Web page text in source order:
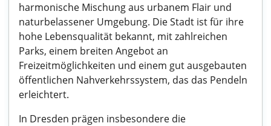
harmonische Mischung aus urbanem Flair und
naturbelassener Umgebung. Die Stadt ist für ihre
hohe Lebensqualität bekannt, mit zahlreichen
Parks, einem breiten Angebot an
Freizeitmöglichkeiten und einem gut ausgebauten
öffentlichen Nahverkehrssystem, das das Pendeln
erleichtert.
In Dresden prägen insbesondere die